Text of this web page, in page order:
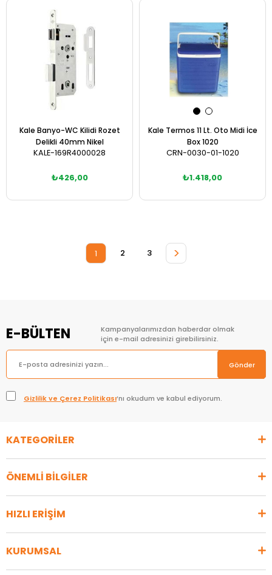
Sepete Ekle
Kale Banyo-WC Kilidi Rozet
Delikli 40mm Nikel
KALE-169R4000028
₺426,00
Kale Termos 11 Lt. Oto Midi İce
Box 1020
CRN-0030-01-1020
₺1.418,00
1 2 3 >
E-BÜLTEN
Kampanyalarımızdan haberdar olmak
için e-mail adresinizi girebilirsiniz.
Gönder
Gizlilik ve Çerez Politikası’nı okudum ve kabul ediyorum.
KATEGORİLER
ÖNEMLİ BİLGİLER
HIZLI ERİŞİM
KURUMSAL